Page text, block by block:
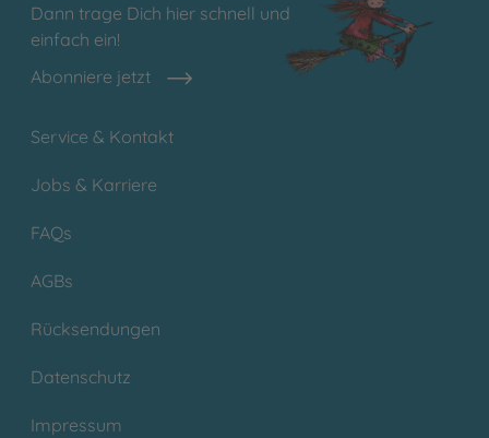
Dann trage Dich hier schnell und
einfach ein!
Abonniere jetzt
Service & Kontakt
Jobs & Karriere
FAQs
AGBs
Rücksendungen
Datenschutz
Impressum